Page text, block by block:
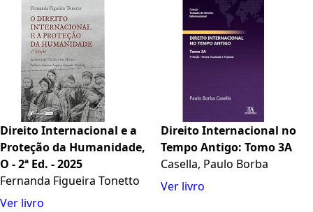
Direito Internacional e a
Proteção da Humanidade,
O - 2ª Ed. - 2025
Fernanda Figueira Tonetto
Ver livro
Direito Internacional no
Tempo Antigo: Tomo 3A
Casella, Paulo Borba
Ver livro